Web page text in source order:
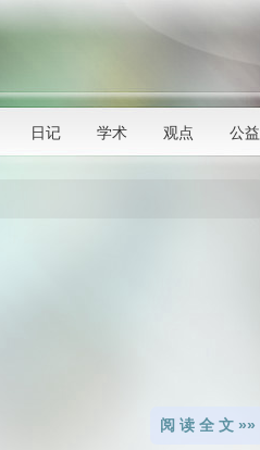
日记 学术 观点 公益
阅 读 全 文 »»